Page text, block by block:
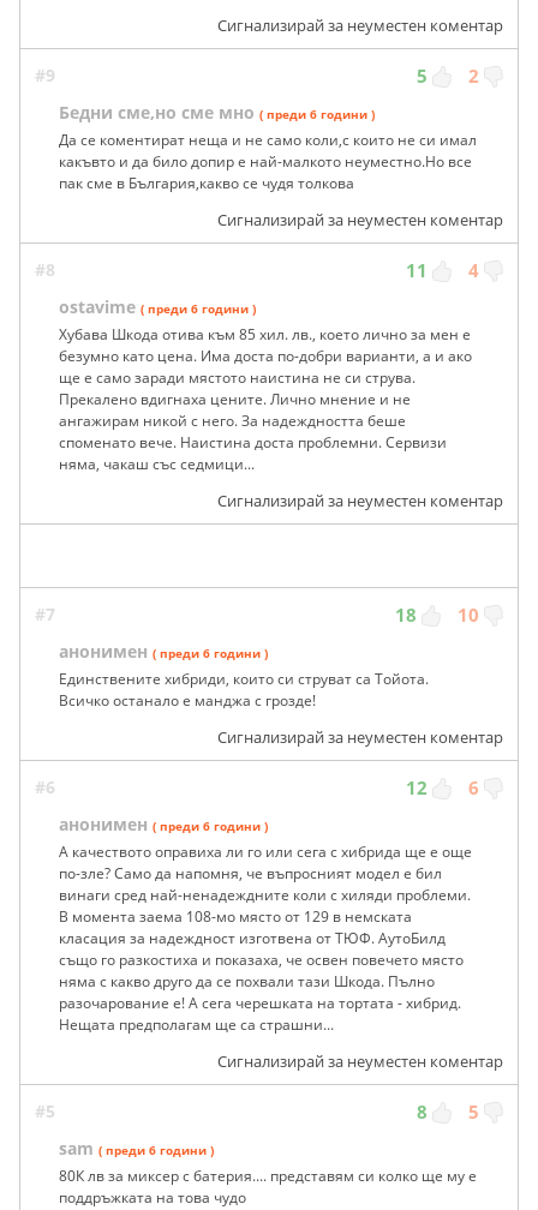
Сигнализирай за неуместен коментар
#9 5 2
Бедни сме,но сме мно ( преди 6 години )
Да се коментират неща и не само коли,с които не си имал
какъвто и да било допир е най-малкото неуместно.Но все
пак сме в България,какво се чудя толкова
Сигнализирай за неуместен коментар
#8 11 4
ostavime ( преди 6 години )
Хубава Шкода отива към 85 хил. лв., което лично за мен е
безумно като цена. Има доста по-добри варианти, а и ако
ще е само заради мястото наистина не си струва.
Прекалено вдигнаха цените. Лично мнение и не
ангажирам никой с него. За надеждността беше
споменато вече. Наистина доста проблемни. Сервизи
няма, чакаш със седмици...
Сигнализирай за неуместен коментар
#7 18 10
анонимен ( преди 6 години )
Единствените хибриди, които си струват са Тойота.
Всичко останало е манджа с грозде!
Сигнализирай за неуместен коментар
#6 12 6
анонимен ( преди 6 години )
А качеството оправиха ли го или сега с хибрида ще е още
по-зле? Само да напомня, че въпросният модел е бил
винаги сред най-ненадеждните коли с хиляди проблеми.
В момента заема 108-мо място от 129 в немската
класация за надеждност изготвена от ТЮФ. АутоБилд
също го разкостиха и показаха, че освен повечето място
няма с какво друго да се похвали тази Шкода. Пълно
разочарование е! А сега черешката на тортата - хибрид.
Нещата предполагам ще са страшни...
Сигнализирай за неуместен коментар
#5 8 5
sam ( преди 6 години )
80К лв за миксер с батерия.... представям си колко ще му е
поддръжката на това чудо